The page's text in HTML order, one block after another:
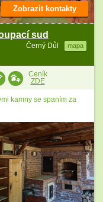
sud
Černý Důl mapa
Zobrazit kontakty
Ceník
ZDE
kamny se spaním za